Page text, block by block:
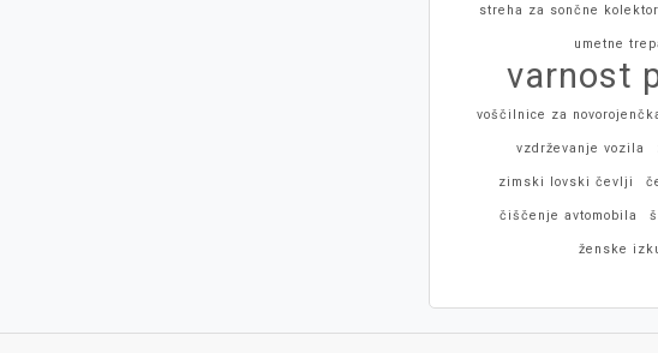
streha za sončne
umetne
varnost
voščilnice za
vzdrževanje vozila
zimski lovski čevlji
čiščenje avtomobila
ženske